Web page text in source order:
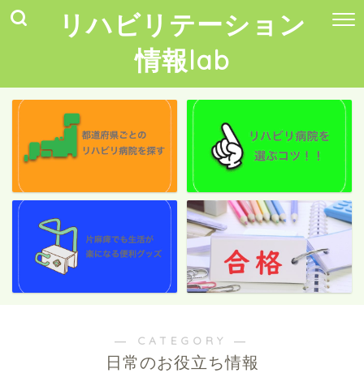
リハビリテーション
情報lab
― CATEGORY ―
日常のお役立ち情報